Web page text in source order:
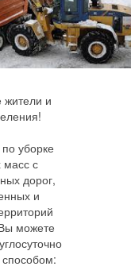
и
уборке
с
дорог,
и
можете